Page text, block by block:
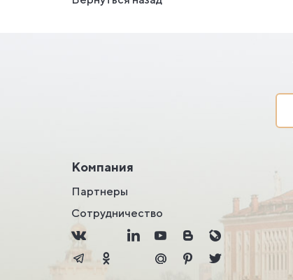
Компания
Партнеры
Сотрудничество